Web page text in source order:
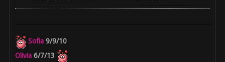
Sofia 9/9/10
Olivia 6/7/13